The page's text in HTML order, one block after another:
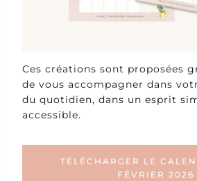
Ces créations sont proposées
de vous accompagner dans
du quotidien, dans un esprit
accessible.
TÉLÉCHARGER LE
FÉVRIER 2026